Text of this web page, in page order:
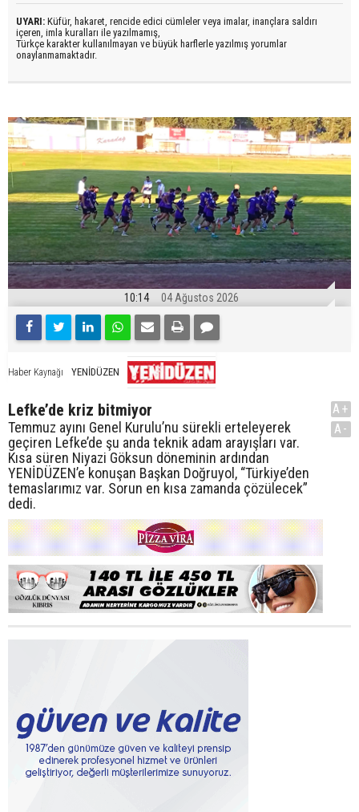
UYARI: Küfür, hakaret, rencide edici cümleler veya imalar, inançlara saldırı
içeren, imla kuralları ile yazılmamış,
Türkçe karakter kullanılmayan ve büyük harflerle yazılmış yorumlar
onaylanmamaktadır.
10:14 04 Ağustos 2026
Haber Kaynağı YENİDÜZEN
Lefke’de kriz bitmiyor
Temmuz ayını Genel Kurulu’nu sürekli erteleyerek
geçiren Lefke’de şu anda teknik adam arayışları var.
Kısa süren Niyazi Göksun döneminin ardından
YENİDÜZEN’e konuşan Başkan Doğruyol, “Türkiye’den
temaslarımız var. Sorun en kısa zamanda çözülecek”
dedi.
A+
A-